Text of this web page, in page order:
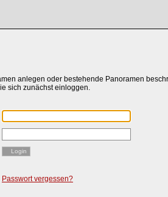
anlegen oder bestehende Panoramen
sich zunächst einloggen.
Login
Passwort vergessen?